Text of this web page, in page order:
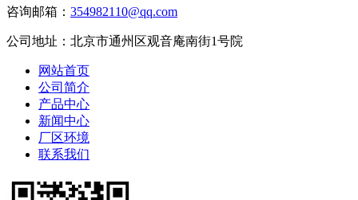
咨询邮箱： 354982110@qq.com
公司地址：北京市通州区观音庵南街1号院
网站首页
公司简介
产品中心
新闻中心
厂区环境
联系我们